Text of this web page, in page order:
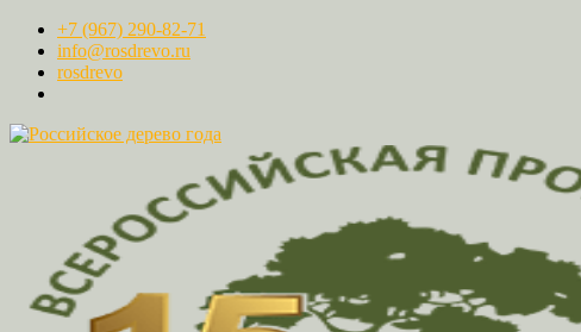
+7 (967) 290-82-71
info@rosdrevo.ru
rosdrevo